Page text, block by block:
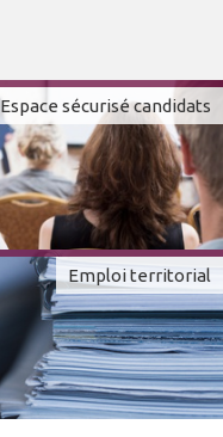
Espace sécurisé candidats
Emploi territorial